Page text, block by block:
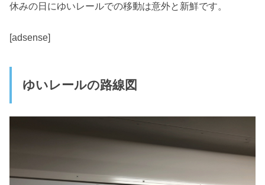
休みの日にゆいレールでの移動は意外と新鮮です。
[adsense]
ゆいレールの路線図